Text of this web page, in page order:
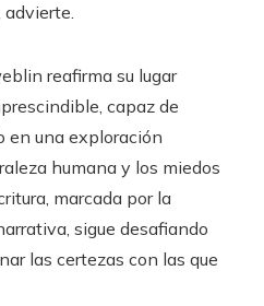
advierte.
reafirma su lugar
capaz de
en una exploración
humana y los miedos
marcada por la
sigue desafiando
las certezas con las que